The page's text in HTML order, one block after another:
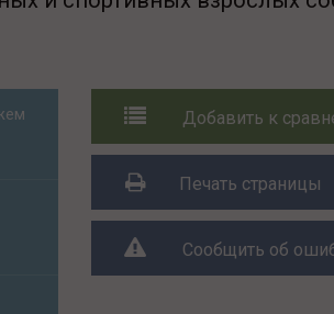
Добавить к
Печать страницы
Сообщить об